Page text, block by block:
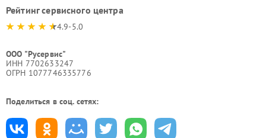
Рейтинг сервисного центра
4.9-5.0
ООО "Русервис"
ИНН 7702633247
ОГРН 1077746335776
Поделиться в соц. сетях: